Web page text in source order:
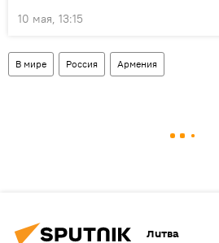
10 мая, 13:15
В мире Россия Армения
Литва